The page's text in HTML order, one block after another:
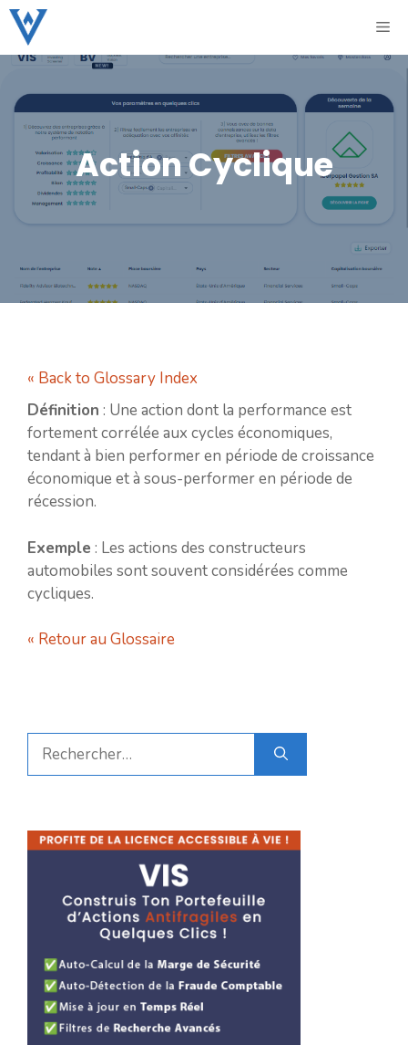
Aller
contenu
Action Cyclique
« Back to Glossary Index
Définition : Une action dont la performance est
fortement corrélée aux cycles économiques,
tendant à bien performer en période de croissance
économique et à sous-performer en période de
récession.
Exemple : Les actions des constructeurs
automobiles sont souvent considérées comme
cycliques.
« Retour au Glossaire
Rechercher :